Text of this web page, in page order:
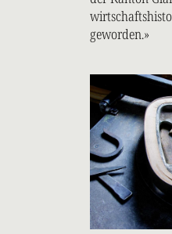
geworden.»